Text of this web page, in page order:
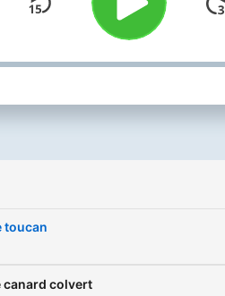
partons à
par Ausha.
ausha.co/fr/
d'informations.
toucan
canard colvert